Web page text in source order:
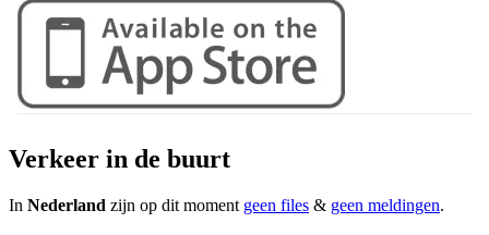
Verkeer in de buurt
In Nederland zijn op dit moment geen files & geen meldingen.